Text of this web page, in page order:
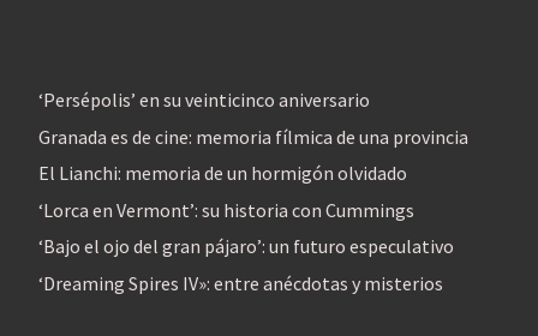
‘Persépolis’ en su veinticinco aniversario
Granada es de cine: memoria fílmica de una provincia
El Lianchi: memoria de un hormigón olvidado
‘Lorca en Vermont’: su historia con Cummings
‘Bajo el ojo del gran pájaro’: un futuro especulativo
‘Dreaming Spires IV»: entre anécdotas y misterios